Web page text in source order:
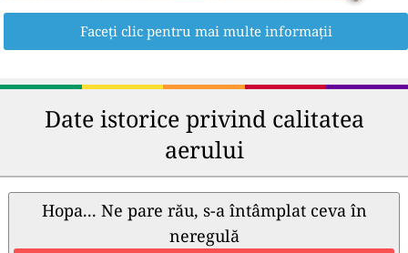
Faceți clic pentru mai multe informații
Date istorice privind calitatea
aerului
Hopa... Ne pare rău, s-a întâmplat ceva în
neregulă